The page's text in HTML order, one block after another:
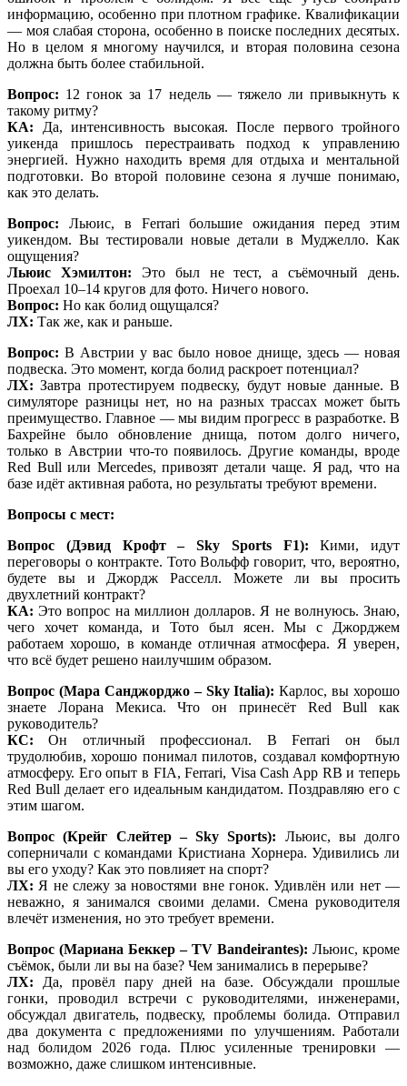
информацию, особенно при плотном графике. Квалификации
— моя слабая сторона, особенно в поиске последних десятых.
Но в целом я многому научился, и вторая половина сезона
должна быть более стабильной.
Вопрос: 12 гонок за 17 недель — тяжело ли привыкнуть к
такому ритму?
КА: Да, интенсивность высокая. После первого тройного
уикенда пришлось перестраивать подход к управлению
энергией. Нужно находить время для отдыха и ментальной
подготовки. Во второй половине сезона я лучше понимаю,
как это делать.
Вопрос: Льюис, в Ferrari большие ожидания перед этим
уикендом. Вы тестировали новые детали в Муджелло. Как
ощущения?
Льюис Хэмилтон: Это был не тест, а съёмочный день.
Проехал 10–14 кругов для фото. Ничего нового.
Вопрос: Но как болид ощущался?
ЛХ: Так же, как и раньше.
Вопрос: В Австрии у вас было новое днище, здесь — новая
подвеска. Это момент, когда болид раскроет потенциал?
ЛХ: Завтра протестируем подвеску, будут новые данные. В
симуляторе разницы нет, но на разных трассах может быть
преимущество. Главное — мы видим прогресс в разработке. В
Бахрейне было обновление днища, потом долго ничего,
только в Австрии что-то появилось. Другие команды, вроде
Red Bull или Mercedes, привозят детали чаще. Я рад, что на
базе идёт активная работа, но результаты требуют времени.
Вопросы с мест:
Вопрос (Дэвид Крофт – Sky Sports F1): Кими, идут
переговоры о контракте. Тото Вольфф говорит, что, вероятно,
будете вы и Джордж Расселл. Можете ли вы просить
двухлетний контракт?
КА: Это вопрос на миллион долларов. Я не волнуюсь. Знаю,
чего хочет команда, и Тото был ясен. Мы с Джорджем
работаем хорошо, в команде отличная атмосфера. Я уверен,
что всё будет решено наилучшим образом.
Вопрос (Мара Санджорджо – Sky Italia): Карлос, вы хорошо
знаете Лорана Мекиса. Что он принесёт Red Bull как
руководитель?
КС: Он отличный профессионал. В Ferrari он был
трудолюбив, хорошо понимал пилотов, создавал комфортную
атмосферу. Его опыт в FIA, Ferrari, Visa Cash App RB и теперь
Red Bull делает его идеальным кандидатом. Поздравляю его с
этим шагом.
Вопрос (Крейг Слейтер – Sky Sports): Льюис, вы долго
соперничали с командами Кристиана Хорнера. Удивились ли
вы его уходу? Как это повлияет на спорт?
ЛХ: Я не слежу за новостями вне гонок. Удивлён или нет —
неважно, я занимался своими делами. Смена руководителя
влечёт изменения, но это требует времени.
Вопрос (Мариана Беккер – TV Bandeirantes): Льюис, кроме
съёмок, были ли вы на базе? Чем занимались в перерыве?
ЛХ: Да, провёл пару дней на базе. Обсуждали прошлые
гонки, проводил встречи с руководителями, инженерами,
обсуждал двигатель, подвеску, проблемы болида. Отправил
два документа с предложениями по улучшениям. Работали
над болидом 2026 года. Плюс усиленные тренировки —
возможно, даже слишком интенсивные.